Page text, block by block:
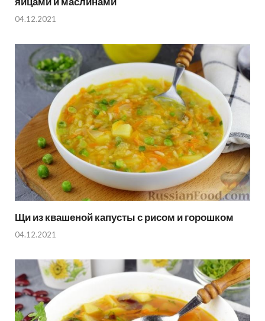
04.12.2021
Щи из квашеной капусты с рисом и горошком
04.12.2021